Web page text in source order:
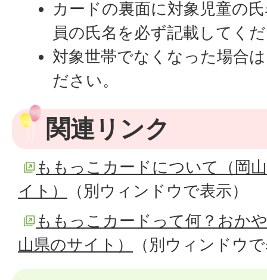
カードの裏面に対象児童の
員の氏名を必ず記載してく
対象世帯でなくなった場合
ださい。
関連リンク
ももっこカードについて（岡
イト）
（別ウィンドウで表示）
ももっこカードって何？おか
山県のサイト）
（別ウィンドウ